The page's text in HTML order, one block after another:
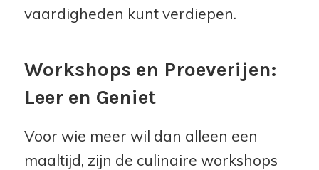
vaardigheden kunt verdiepen.
Workshops en Proeverijen:
Leer en Geniet
Voor wie meer wil dan alleen een
maaltijd, zijn de culinaire workshops